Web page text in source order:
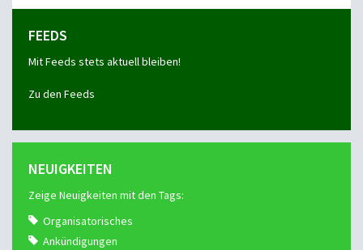
FEEDS
Mit Feeds stets aktuell bleiben!
Zu den Feeds
NEUIGKEITEN
Zeige Neuigkeiten mit den Tags:
Organisatorisches
Ankündigungen